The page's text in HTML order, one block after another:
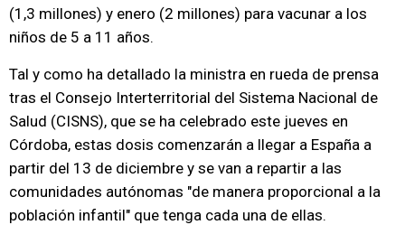
(1,3 millones) y enero (2 millones) para vacunar a los
niños de 5 a 11 años.
Tal y como ha detallado la ministra en rueda de prensa
tras el Consejo Interterritorial del Sistema Nacional de
Salud (CISNS), que se ha celebrado este jueves en
Córdoba, estas dosis comenzarán a llegar a España a
partir del 13 de diciembre y se van a repartir a las
comunidades autónomas "de manera proporcional a la
población infantil" que tenga cada una de ellas.